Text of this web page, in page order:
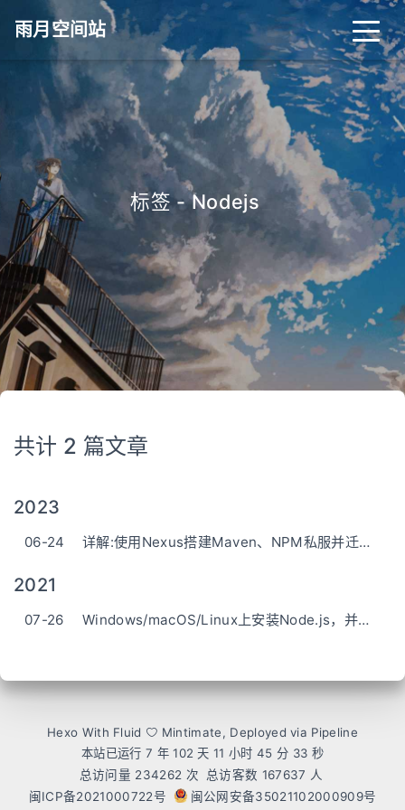
雨月空间站
标签 - Nodejs_
共计 2 篇文章
2023
06-24 详解:使用Nexus搭建Maven、NPM私服并迁移到离线环境使用
2021
07-26 Windows/macOS/Linux上安装Node.js，并使用NVM管理多版本Node.js
Hexo With Fluid Mintimate, Deployed via Pipeline
本站已运行 7 年 102 天 11 小时 45 分 33 秒
总访问量 234262 次 总访客数 167637 人
闽ICP备2021000722号
闽公网安备35021102000909号